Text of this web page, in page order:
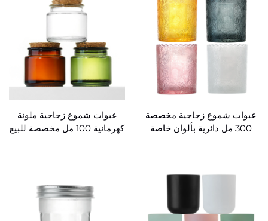
عبوات شموع زجاجية مخصصة
300 مل دائرية بألوان خاصة
عبوات شموع زجاجية ملونة
كهرمانية 100 مل مخصصة للبيع